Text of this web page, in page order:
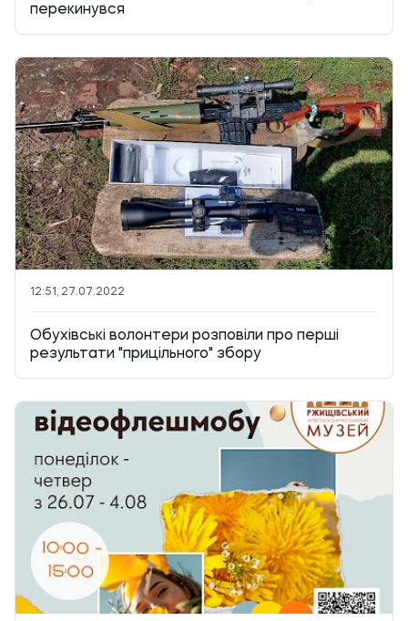
перекинувся
12:51, 27.07.2022
Обухівські волонтери розповіли про перші
результати "прицільного" збору